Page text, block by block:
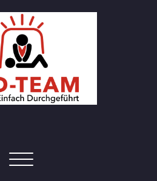
Hamburg
Toggle navigation